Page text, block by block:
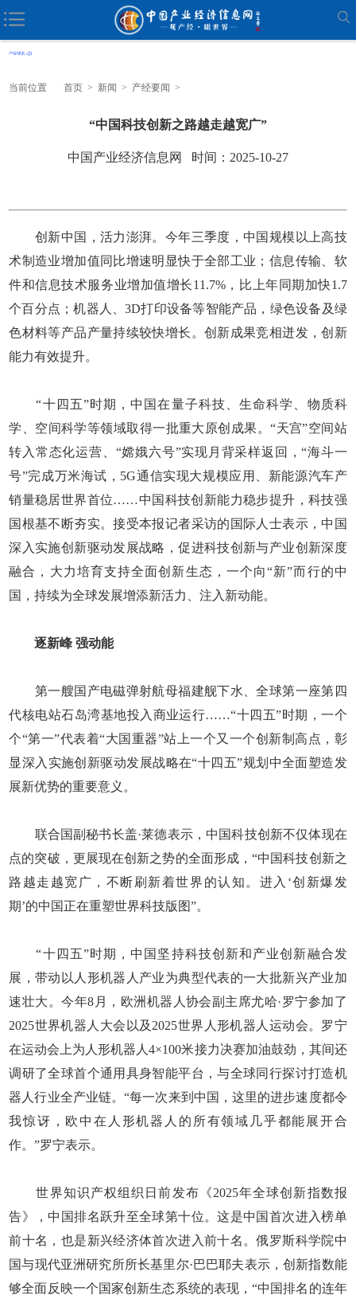
当前位置 首页 > 新闻 > 产经要闻 >
“中国科技创新之路越走越宽广”
中国产业经济信息网 时间：2025-10-27
创新中国，活力澎湃。今年三季度，中国规模以上高技
术制造业增加值同比增速明显快于全部工业；信息传输、软
件和信息技术服务业增加值增长11.7%，比上年同期加快1.7
个百分点；机器人、3D打印设备等智能产品，绿色设备及绿
色材料等产品产量持续较快增长。创新成果竞相迸发，创新
能力有效提升。
“十四五”时期，中国在量子科技、生命科学、物质科
学、空间科学等领域取得一批重大原创成果。“天宫”空间站
转入常态化运营、“嫦娥六号”实现月背采样返回，“海斗一
号”完成万米海试，5G通信实现大规模应用、新能源汽车产
销量稳居世界首位……中国科技创新能力稳步提升，科技强
国根基不断夯实。接受本报记者采访的国际人士表示，中国
深入实施创新驱动发展战略，促进科技创新与产业创新深度
融合，大力培育支持全面创新生态，一个向“新”而行的中
国，持续为全球发展增添新活力、注入新动能。
逐新峰 强动能
第一艘国产电磁弹射航母福建舰下水、全球第一座第四
代核电站石岛湾基地投入商业运行……“十四五”时期，一个
个“第一”代表着“大国重器”站上一个又一个创新制高点，彰
显深入实施创新驱动发展战略在“十四五”规划中全面塑造发
展新优势的重要意义。
联合国副秘书长盖·莱德表示，中国科技创新不仅体现在
点的突破，更展现在创新之势的全面形成，“中国科技创新之
路越走越宽广，不断刷新着世界的认知。进入‘创新爆发
期’的中国正在重塑世界科技版图”。
“十四五”时期，中国坚持科技创新和产业创新融合发
展，带动以人形机器人产业为典型代表的一大批新兴产业加
速壮大。今年8月，欧洲机器人协会副主席尤哈·罗宁参加了
2025世界机器人大会以及2025世界人形机器人运动会。罗宁
在运动会上为人形机器人4×100米接力决赛加油鼓劲，其间还
调研了全球首个通用具身智能平台，与全球同行探讨打造机
器人行业全产业链。“每一次来到中国，这里的进步速度都令
我惊讶，欧中在人形机器人的所有领域几乎都能展开合
作。”罗宁表示。
世界知识产权组织日前发布《2025年全球创新指数报
告》，中国排名跃升至全球第十位。这是中国首次进入榜单
前十名，也是新兴经济体首次进入前十名。俄罗斯科学院中
国与现代亚洲研究所所长基里尔·巴巴耶夫表示，创新指数能
够全面反映一个国家创新生态系统的表现，“中国排名的连年